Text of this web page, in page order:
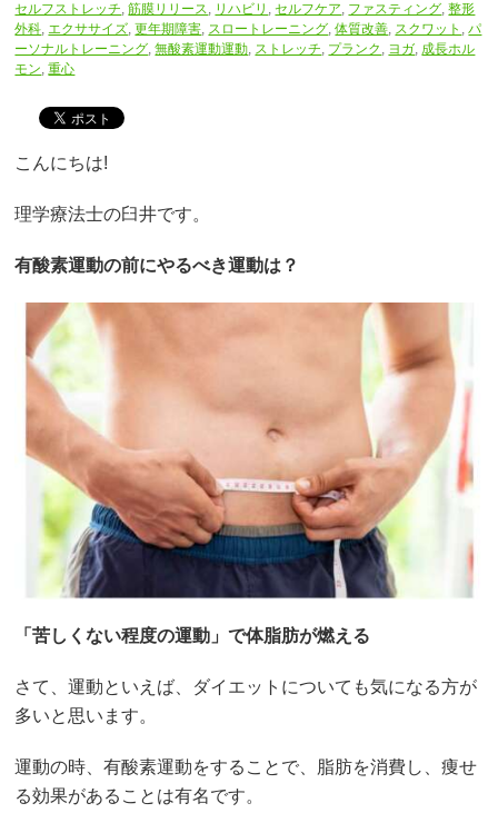
セルフストレッチ,筋膜リリース, リハビリ ,セルフケア, ファスティング,整形
外科,エクササイズ,更年期障害, スロートレーニング,体質改善, スクワット ,パ
ーソナルトレーニング,無酸素運動運動, ストレッチ, プランク , ヨガ, 成長ホル
モン,重心
こんにちは!
理学療法士の臼井です。
有酸素運動の前にやるべき運動は？
「苦しくない程度の運動」で体脂肪が燃える
さて、運動といえば、ダイエットについても気になる方が
多いと思います。
運動の時、有酸素運動をすることで、脂肪を消費し、痩せ
る効果があることは有名です。